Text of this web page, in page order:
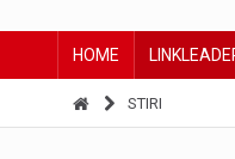
HOME
STIRI